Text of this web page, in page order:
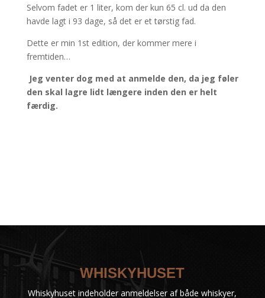
Selvom fadet er 1 liter, kom der kun 65 cl. ud da den
havde lagt i 93 dage, så det er et tørstig fad.
Dette er min 1st edition, der kommer mere i
fremtiden…
Jeg venter dog med at anmelde den, da jeg føler
den skal lagre lidt længere inden den er helt
færdig.
WHISKYHUSET
Whiskyhuset indeholder anmeldelser af både whiskyer,